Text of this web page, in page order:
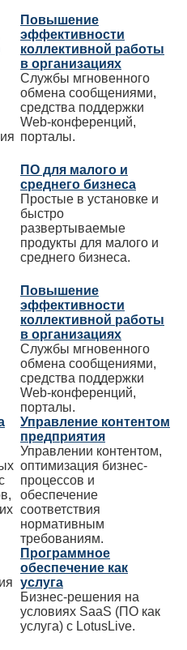
Повышение
эффективности
коллективной работы
в организациях
Службы мгновенного
обмена сообщениями,
средства поддержки
Web-конференций,
порталы.
ПО для малого и
среднего бизнеса
Простые в установке и
быстро
развертываемые
продукты для малого и
среднего бизнеса.
Повышение
эффективности
коллективной работы
в организациях
Службы мгновенного
обмена сообщениями,
средства поддержки
Web-конференций,
порталы.
Управление контентом
предприятия
Управлении контентом,
оптимизация бизнес-
процессов и
обеспечение
соответствия
нормативным
требованиям.
Программное
обеспечение как
услуга
Бизнес-решения на
условиях SaaS (ПО как
услуга) с LotusLive.